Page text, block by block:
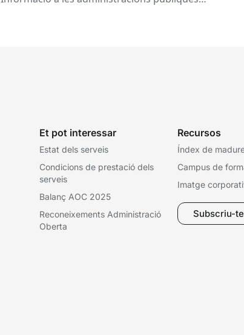
Et pot interessar
Estat dels serveis
Condicions de prestació dels
serveis
Balanç AOC 2025
Reconeixements Administració
Oberta
Recursos
Índex de
Campus de
Imatge
Subscriu-